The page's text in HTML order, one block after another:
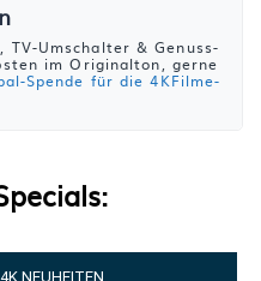
TV-Umschalter & Genuss-
im Originalton, gerne
Spende für die 4KFilme-
NEUHEITEN